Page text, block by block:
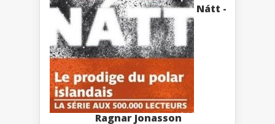
Nátt -
Ragnar Jonasson